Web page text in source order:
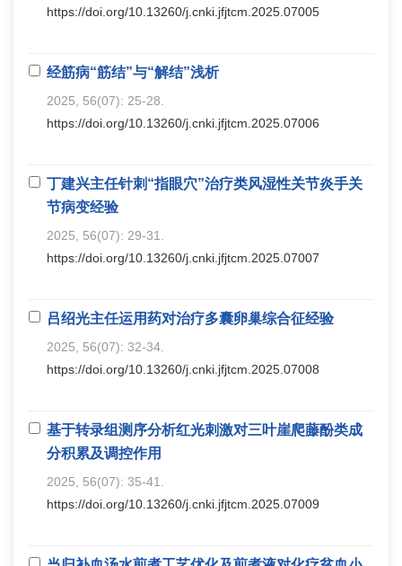
https://doi.org/10.13260/j.cnki.jfjtcm.2025.07005
经筋病“筋结”与“解结”浅析
2025, 56(07): 25-28.
https://doi.org/10.13260/j.cnki.jfjtcm.2025.07006
丁建兴主任针刺“指眼穴”治疗类风湿性关节炎手关
节病变经验
2025, 56(07): 29-31.
https://doi.org/10.13260/j.cnki.jfjtcm.2025.07007
吕绍光主任运用药对治疗多囊卵巢综合征经验
2025, 56(07): 32-34.
https://doi.org/10.13260/j.cnki.jfjtcm.2025.07008
基于转录组测序分析红光刺激对三叶崖爬藤酚类成
分积累及调控作用
2025, 56(07): 35-41.
https://doi.org/10.13260/j.cnki.jfjtcm.2025.07009